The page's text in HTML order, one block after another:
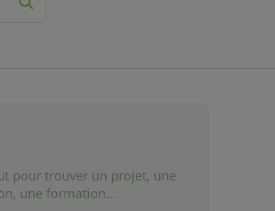
pour trouver un projet, une
une formation...